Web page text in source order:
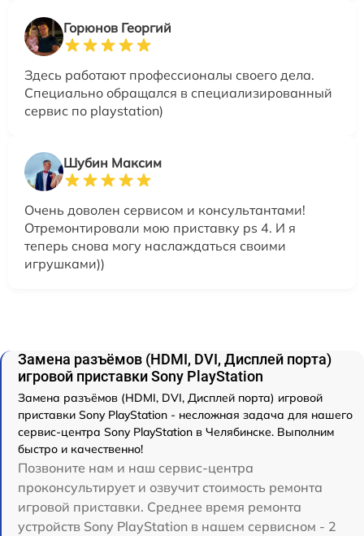
Горюнов Георгий
Здесь работают профессионалы своего дела.
Специально обращался в специализированный
сервис по playstation)
Шубин Максим
Очень доволен сервисом и консультантами!
Отремонтировали мою приставку ps 4. И я
теперь снова могу наслаждаться своими
игрушками))
Замена разъёмов (HDMI, DVI, Дисплей порта)
игровой приставки Sony PlayStation
Замена разъёмов (HDMI, DVI, Дисплей порта) игровой
приставки Sony PlayStation - несложная задача для нашего
сервис-центра Sony PlayStation в Челябинске. Выполним
быстро и качественно!
Позвоните нам и наш сервис-центра
проконсультирует и озвучит стоимость ремонта
игровой приставки. Среднее время ремонта
устройств Sony PlayStation в нашем сервисном - 2